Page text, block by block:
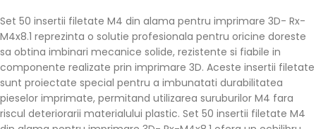
Set 50 insertii filetate M4 din alama pentru imprimare 3D- Rx-
M4x8.1 reprezinta o solutie profesionala pentru oricine doreste
sa obtina imbinari mecanice solide, rezistente si fiabile in
componente realizate prin imprimare 3D. Aceste insertii filetate
sunt proiectate special pentru a imbunatati durabilitatea
pieselor imprimate, permitand utilizarea suruburilor M4 fara
riscul deteriorarii materialului plastic. Set 50 insertii filetate M4